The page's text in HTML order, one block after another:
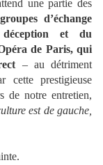
une partie des
d’échange
et du
de Paris, qui
– au détriment
cette prestigieuse
de notre entretien,
est de gauche,